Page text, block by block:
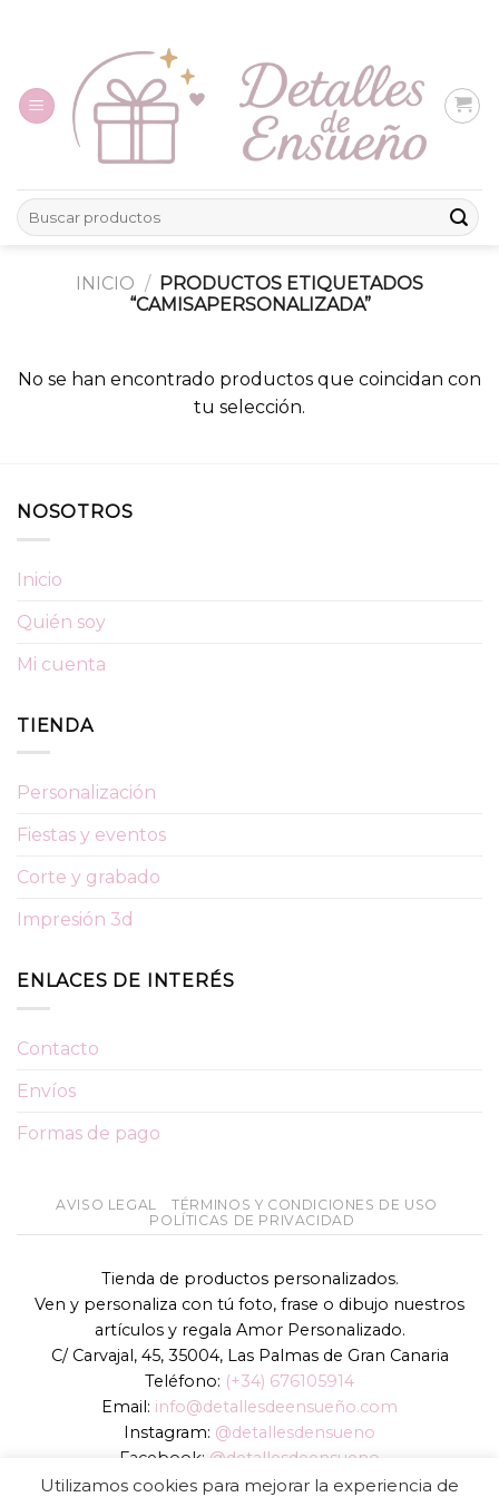
Buscar
por:
INICIO / PRODUCTOS ETIQUETADOS
“CAMISAPERSONALIZADA”
No se han encontrado productos que coincidan con
tu selección.
NOSOTROS
Inicio
Quién soy
Mi cuenta
TIENDA
Personalización
Fiestas y eventos
Corte y grabado
Impresión 3d
ENLACES DE INTERÉS
Contacto
Envíos
Formas de pago
AVISO LEGAL
TÉRMINOS Y CONDICIONES DE USO
POLÍTICAS DE PRIVACIDAD
Tienda de productos personalizados.
Ven y personaliza con tú foto, frase o dibujo nuestros
artículos y regala Amor Personalizado.
C/ Carvajal, 45, 35004, Las Palmas de Gran Canaria
Teléfono: (+34) 676105914
Email: info@detallesdeensueño.com
Instagram: @detallesdensueno
Facebook: @detallesdeensueno
TikTok: @detallesdensueno
Utilizamos cookies para mejorar la experiencia de